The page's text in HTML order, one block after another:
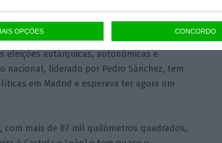
OPÇÕES CONCORDO
das comunidades Autónomas espanholas
são um teste importante para o
ao poder há seis meses, e também para
eleições autárquicas, autonómicas e
nacional, liderado por Pedro Sánchez, tem
em Madrid e esperava ter agora um
com mais de 87 mil quilómetros quadrados,